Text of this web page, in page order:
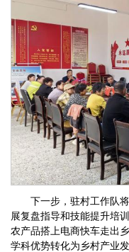
下一步，驻村工作队
展复盘指导和技能提升培
农产品搭上电商快车走出
学科优势转化为乡村产业